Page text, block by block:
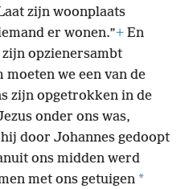
zijn woonplaats
er wonen.”+ En
opzienersambt
moeten we een van de
zijn opgetrokken in de
onder ons was,
door Johannes gedoopt
ons midden werd
met ons getuigen *